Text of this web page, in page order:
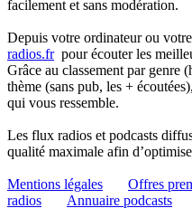
facilement et sans modération.
Depuis votre ordinateur ou
radios.frpour écouter les
Grâce au classement par
thème (sans pub, les +
qui vous ressemble.
Les flux radios et podcasts
qualité maximale afin
Mentions légales Offres
radios
Annuaire podcasts